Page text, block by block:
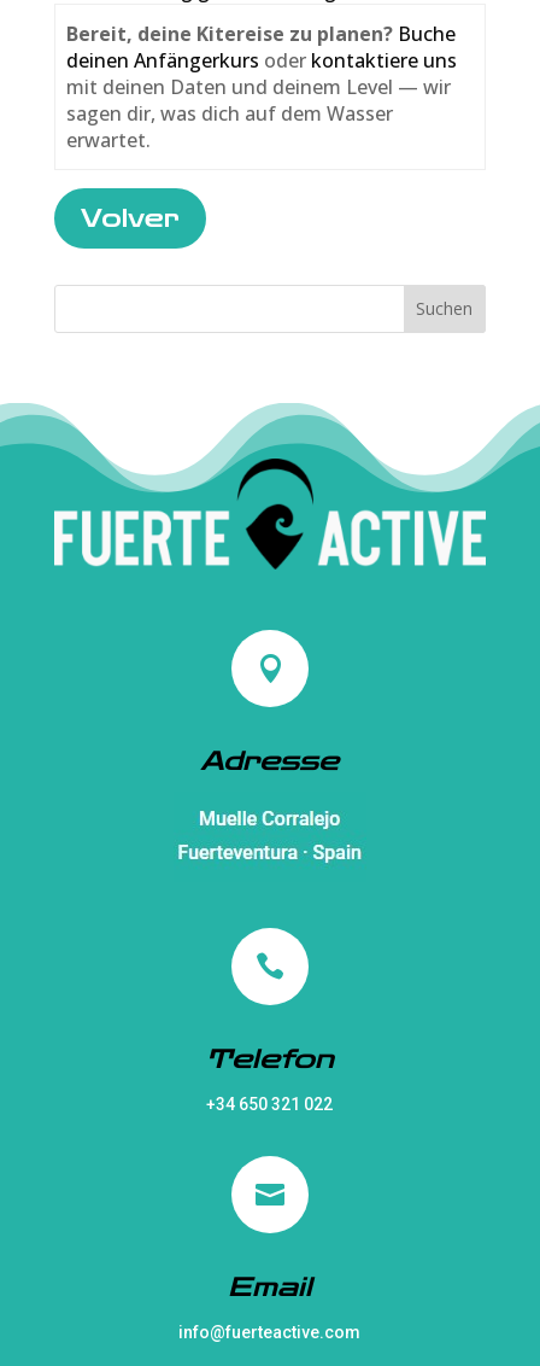
Bereit, deine Kitereise zu planen? Buche
deinen Anfängerkurs oder kontaktiere uns
mit deinen Daten und deinem Level — wir
sagen dir, was dich auf dem Wasser
erwartet.

Adresse

Telefon
+34 650 321 022

Email
info@fuerteactive.com